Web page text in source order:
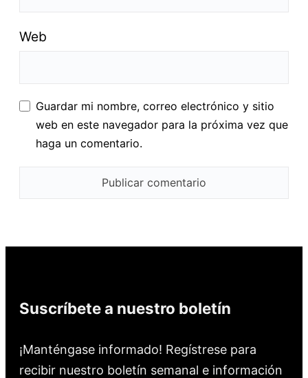
Web
Guardar mi nombre, correo electrónico y sitio
web en este navegador para la próxima vez que
haga un comentario.
Suscríbete a nuestro boletín
¡Manténgase informado! Regístrese para
recibir nuestro boletín semanal e información